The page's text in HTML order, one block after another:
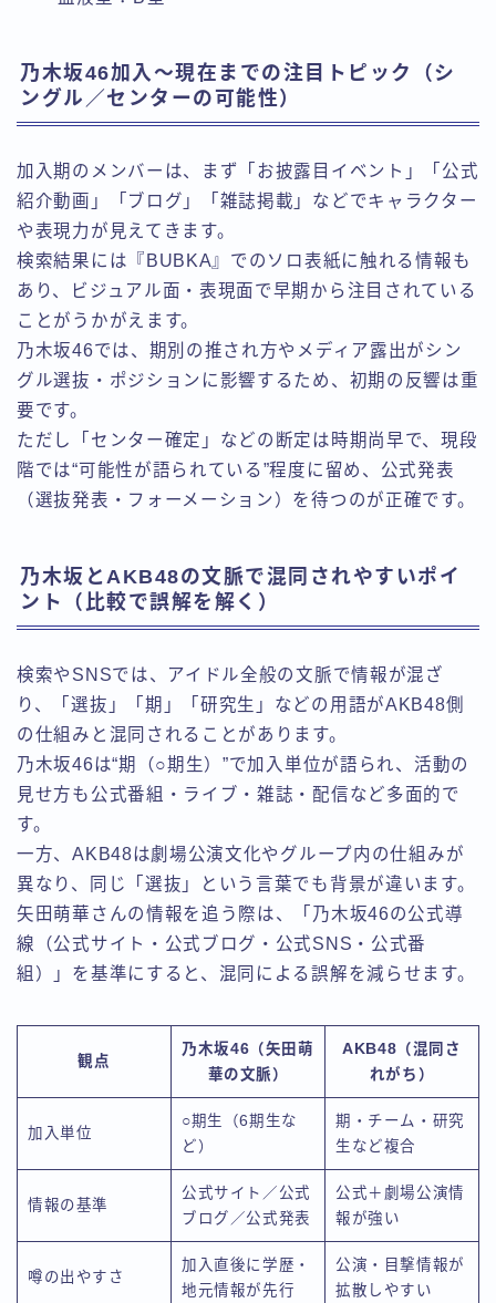
乃木坂46加入〜現在までの注目トピック（シ
ングル／センターの可能性）
加入期のメンバーは、まず「お披露目イベント」「公式
紹介動画」「ブログ」「雑誌掲載」などでキャラクター
や表現力が見えてきます。
検索結果には『BUBKA』でのソロ表紙に触れる情報も
あり、ビジュアル面・表現面で早期から注目されている
ことがうかがえます。
乃木坂46では、期別の推され方やメディア露出がシン
グル選抜・ポジションに影響するため、初期の反響は重
要です。
ただし「センター確定」などの断定は時期尚早で、現段
階では“可能性が語られている”程度に留め、公式発表
（選抜発表・フォーメーション）を待つのが正確です。
乃木坂とAKB48の文脈で混同されやすいポイ
ント（比較で誤解を解く）
検索やSNSでは、アイドル全般の文脈で情報が混ざ
り、「選抜」「期」「研究生」などの用語がAKB48側
の仕組みと混同されることがあります。
乃木坂46は“期（○期生）”で加入単位が語られ、活動の
見せ方も公式番組・ライブ・雑誌・配信など多面的で
す。
一方、AKB48は劇場公演文化やグループ内の仕組みが
異なり、同じ「選抜」という言葉でも背景が違います。
矢田萌華さんの情報を追う際は、「乃木坂46の公式導
線（公式サイト・公式ブログ・公式SNS・公式番
組）」を基準にすると、混同による誤解を減らせます。
観点
乃木坂46（矢田萌
華の文脈）
AKB48（混同さ
れがち）
加入単位
○期生（6期生な
ど）
期・チーム・研究
生など複合
情報の基準
公式サイト／公式
ブログ／公式発表
公式＋劇場公演情
報が強い
噂の出やすさ
加入直後に学歴・
地元情報が先行
公演・目撃情報が
拡散しやすい